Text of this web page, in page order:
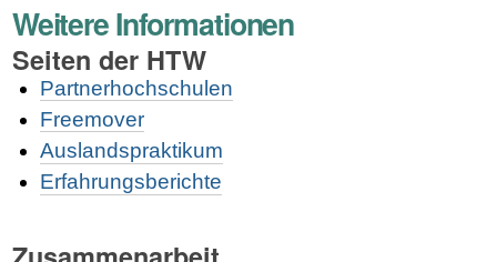
Weitere Informationen
Seiten der HTW
Partnerhochschulen
Freemover
Auslandspraktikum
Erfahrungsberichte